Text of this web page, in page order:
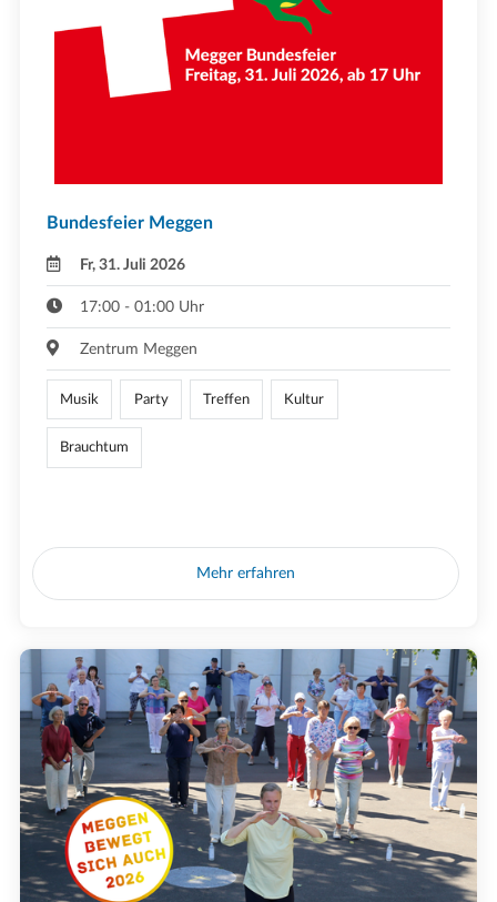
Bundesfeier Meggen
Fr, 31. Juli 2026
17:00 - 01:00 Uhr
Zentrum Meggen
Musik Party Treffen Kultur
Brauchtum
Mehr erfahren